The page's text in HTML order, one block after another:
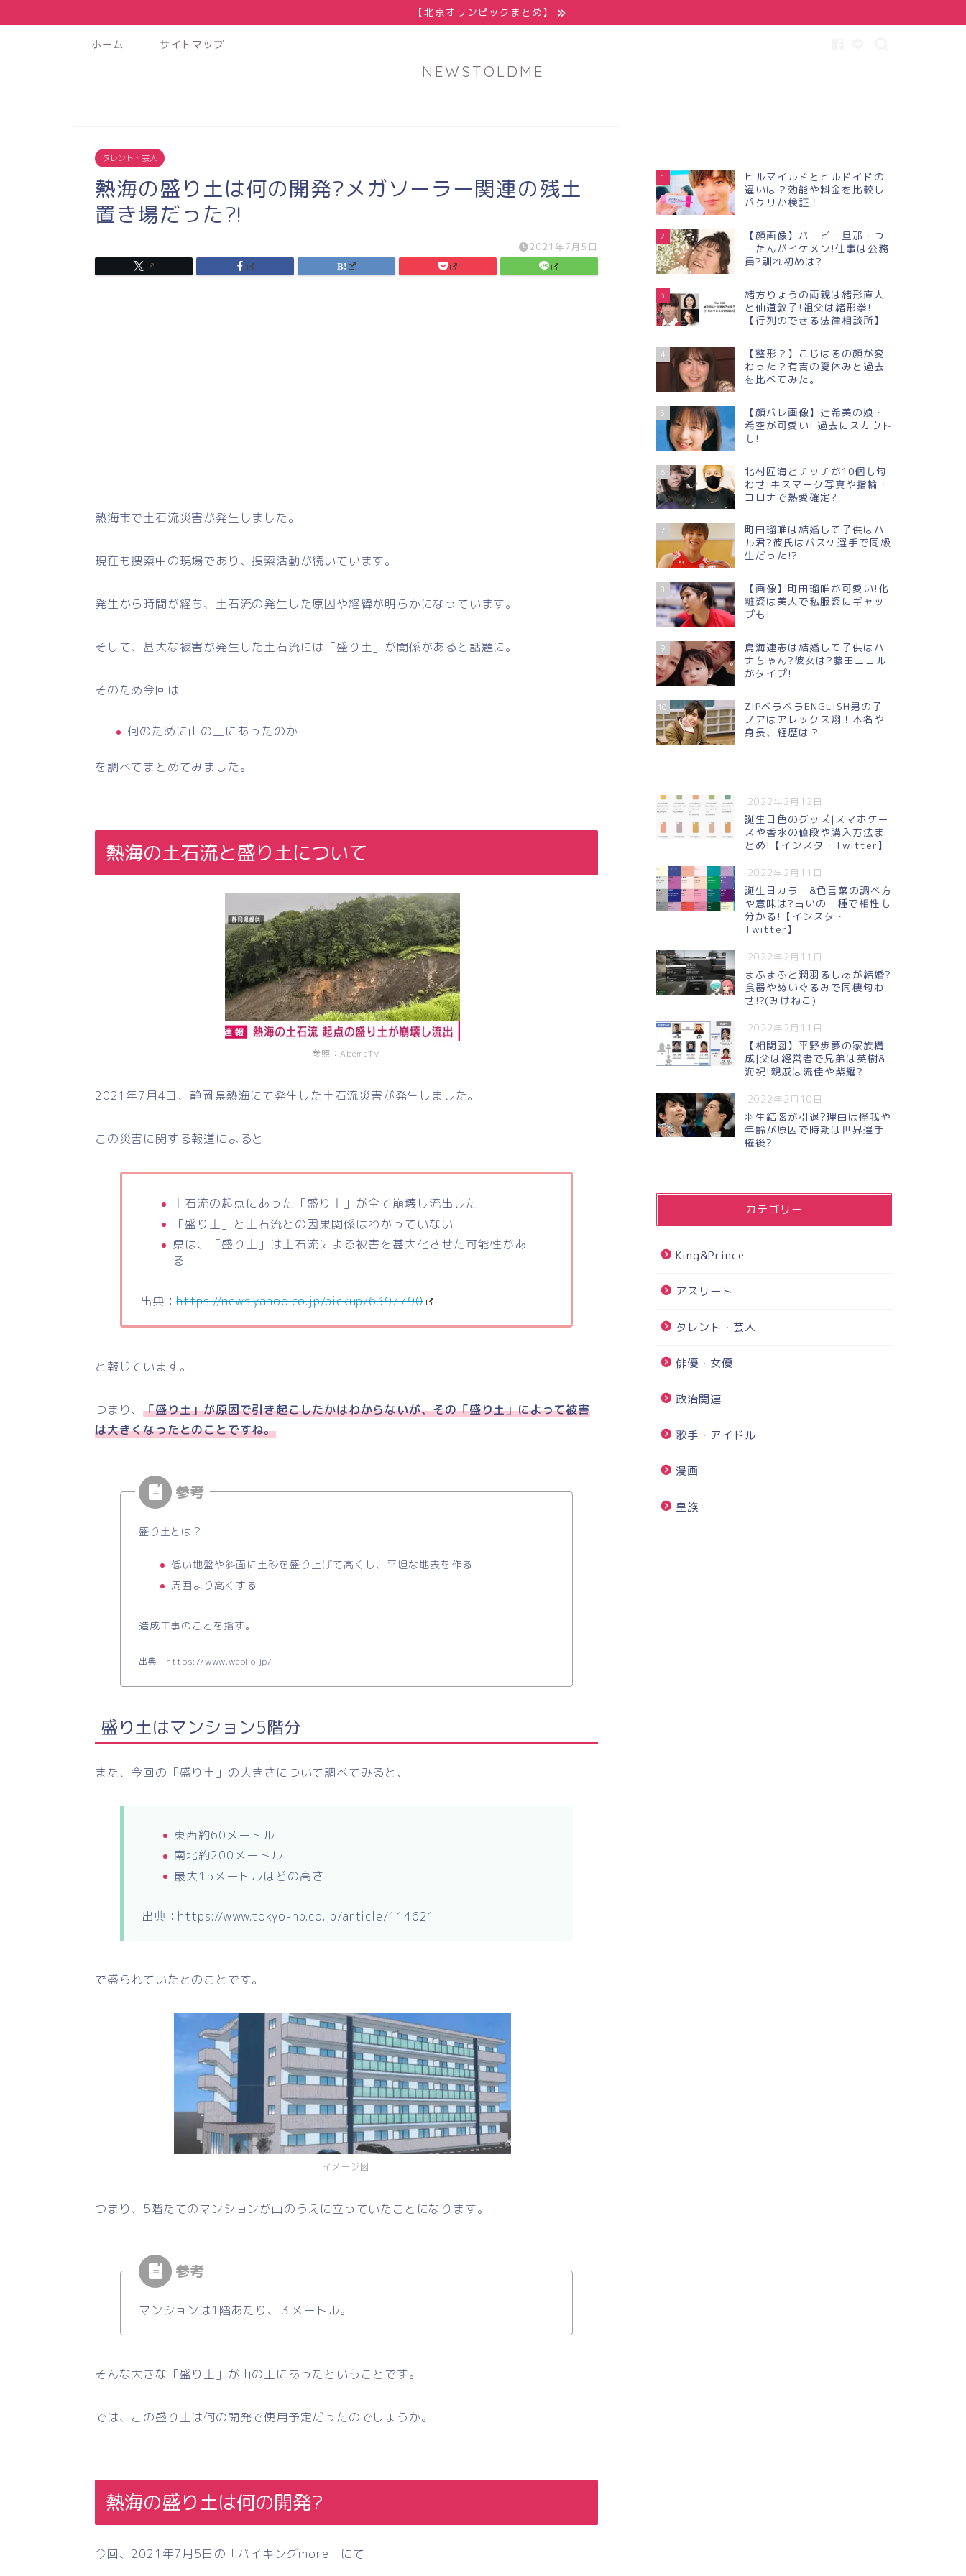
【北京オリンピックまとめ】
ホーム サイトマップ
NEWSTOLDME
タレント・芸人
熱海の盛り土は何の開発?メガソーラー関連の残土
置き場だった?!
2021年7月5日
熱海市で土石流災害が発生しました。
現在も捜索中の現場であり、捜索活動が続いています。
発生から時間が経ち、土石流の発生した原因や経緯が明らかになっています。
そして、甚大な被害が発生した土石流には「盛り土」が関係があると話題に。
そのため今回は
何のために山の上にあったのか
を調べてまとめてみました。
熱海の土石流と盛り土について
参照：AbemaTV
2021年7月4日、静岡県熱海にて発生した土石流災害が発生しました。
この災害に関する報道によると
土石流の起点にあった「盛り土」が全て崩壊し流出した
「盛り土」と土石流との因果関係はわかっていない
県は、「盛り土」は土石流による被害を甚大化させた可能性があ
る
出典：https://news.yahoo.co.jp/pickup/6397790
と報じています。
つまり、「盛り土」が原因で引き起こしたかはわからないが、その「盛り土」によって被害
は大きくなったとのことですね。
盛り土とは？
低い地盤や斜面に土砂を盛り上げて高くし、平坦な地表を作る
周囲より高くする
造成工事のことを指す。
出典：https://www.weblio.jp/
盛り土はマンション5階分
また、今回の「盛り土」の大きさについて調べてみると、
東西約60メートル
南北約200メートル
最大15メートルほどの高さ
出典：https://www.tokyo-np.co.jp/article/114621
で盛られていたとのことです。
イメージ図
つまり、5階たてのマンションが山のうえに立っていたことになります。
マンションは1階あたり、３メートル。
そんな大きな「盛り土」が山の上にあったということです。
では、この盛り土は何の開発で使用予定だったのでしょうか。
熱海の盛り土は何の開発?
今回、2021年7月5日の「バイキングmore」にて
1
ヒルマイルドとヒルドイドの
違いは？効能や料金を比較し
パクリか検証！
2
【顔画像】バービー旦那・つ
ーたんがイケメン!仕事は公務
員?馴れ初めは?
3
緒方りょうの両親は緒形直人
と仙道敦子!祖父は緒形拳!
【行列のできる法律相談所】
4
【整形？】こじはるの顔が変
わった？有吉の夏休みと過去
を比べてみた。
5
【顔バレ画像】辻希美の娘・
希空が可愛い! 過去にスカウト
も!
6
北村匠海とチッチが10個も匂
わせ!キスマーク写真や指輪・
コロナで熱愛確定?
7
町田瑠唯は結婚して子供はハ
ル君?彼氏はバスケ選手で同級
生だった!?
8
【画像】町田瑠唯が可愛い!化
粧姿は美人で私服姿にギャッ
プも!
9
鳥海連志は結婚して子供はハ
ナちゃん?彼女は?藤田ニコル
がタイプ!
10
ZIPベラベラENGLISH男の子
ノアはアレックス翔！本名や
身長、経歴は？
2022年2月12日
誕生日色のグッズ|スマホケー
スや香水の値段や購入方法ま
とめ!【インスタ・Twitter】
2022年2月11日
誕生日カラー&色言葉の調べ方
や意味は?占いの一種で相性も
分かる!【インスタ・
Twitter】
2022年2月11日
まふまふと潤羽るしあが結婚?
食器やぬいぐるみで同棲匂わ
せ!?(みけねこ)
2022年2月11日
【相関図】平野歩夢の家族構
成|父は経営者で兄弟は英樹&
海祝!親戚は流佳や紫耀?
2022年2月10日
羽生結弦が引退?理由は怪我や
年齢が原因で時期は世界選手
権後?
カテゴリー
King&Prince
アスリート
タレント・芸人
俳優・女優
政治関連
歌手・アイドル
漫画
皇族